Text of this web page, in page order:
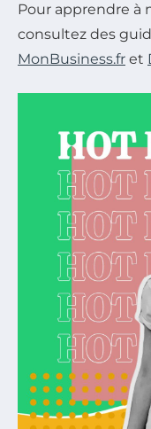
Pour apprendre à
consultez des
MonBusiness.fr et